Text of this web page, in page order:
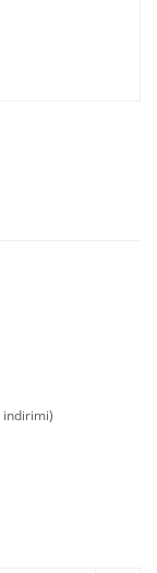
indirimi)